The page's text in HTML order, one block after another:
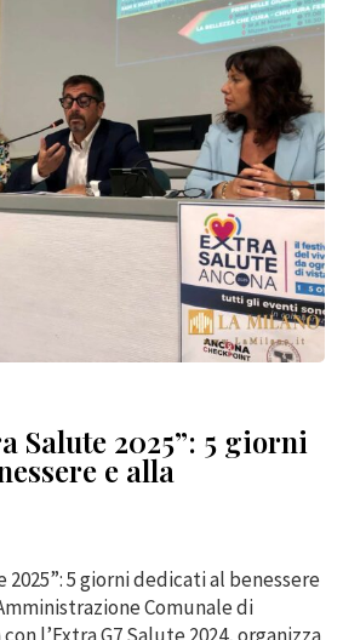
Salute 2025”: 5 giorni
e alla
2025”: 5 giorni dedicati al benessere
Comunale di